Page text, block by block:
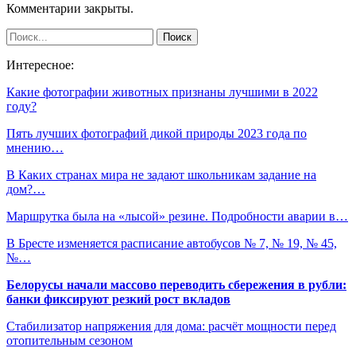
Комментарии закрыты.
Интересное:
Какие фотографии животных признаны лучшими в 2022
году?
Пять лучших фотографий дикой природы 2023 года по
мнению…
В Каких странах мира не задают школьникам задание на
дом?…
Маршрутка была на «лысой» резине. Подробности аварии в…
В Бресте изменяется расписание автобусов № 7, № 19, № 45,
№…
Белорусы начали массово переводить сбережения в рубли:
банки фиксируют резкий рост вкладов
Стабилизатор напряжения для дома: расчёт мощности перед
отопительным сезоном